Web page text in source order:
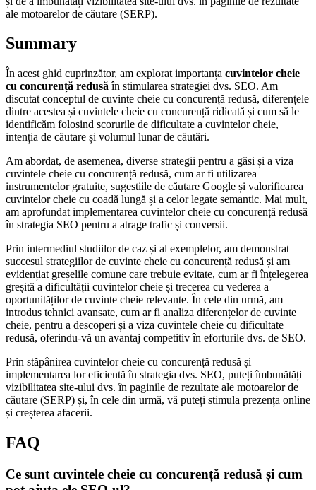
ale motoarelor de căutare (SERP).
Summary
În acest ghid cuprinzător, am explorat importanța cuvintelor cheie
cu concurență redusă în stimularea strategiei dvs. SEO. Am
discutat conceptul de cuvinte cheie cu concurență redusă, diferențele
dintre acestea și cuvintele cheie cu concurență ridicată și cum să le
identificăm folosind scorurile de dificultate a cuvintelor cheie,
intenția de căutare și volumul lunar de căutări.
Am abordat, de asemenea, diverse strategii pentru a găsi și a viza
cuvintele cheie cu concurență redusă, cum ar fi utilizarea
instrumentelor gratuite, sugestiile de căutare Google și valorificarea
cuvintelor cheie cu coadă lungă și a celor legate semantic. Mai mult,
am aprofundat implementarea cuvintelor cheie cu concurență redusă
în strategia SEO pentru a atrage trafic și conversii.
Prin intermediul studiilor de caz și al exemplelor, am demonstrat
succesul strategiilor de cuvinte cheie cu concurență redusă și am
evidențiat greșelile comune care trebuie evitate, cum ar fi înțelegerea
greșită a dificultății cuvintelor cheie și trecerea cu vederea a
oportunităților de cuvinte cheie relevante. În cele din urmă, am
introdus tehnici avansate, cum ar fi analiza diferențelor de cuvinte
cheie, pentru a descoperi și a viza cuvintele cheie cu dificultate
redusă, oferindu-vă un avantaj competitiv în eforturile dvs. de SEO.
Prin stăpânirea cuvintelor cheie cu concurență redusă și
implementarea lor eficientă în strategia dvs. SEO, puteți îmbunătăți
vizibilitatea site-ului dvs. în paginile de rezultate ale motoarelor de
căutare (SERP) și, în cele din urmă, vă puteți stimula prezența online
și creșterea afacerii.
FAQ
Ce sunt cuvintele cheie cu concurență redusă și cum